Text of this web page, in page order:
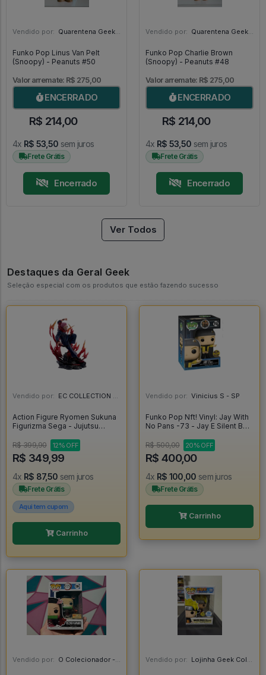
Vendido por: Quarentena Geek Store - SP
Funko Pop Linus Van Pelt
(Snoopy) - Peanuts #50
Valor arremate: R$ 275,00
ENCERRADO
R$ 214,00
4x R$ 53,50 sem juros
Frete Grátis
Encerrado
Vendido por: Quarentena Geek Store - SP
Funko Pop Charlie Brown
(Snoopy) - Peanuts #48
Valor arremate: R$ 275,00
ENCERRADO
R$ 214,00
4x R$ 53,50 sem juros
Frete Grátis
Encerrado
Ver Todos
Destaques da Geral Geek
Seleção especial com os produtos que estão fazendo sucesso
Vendido por: EC COLLECTION - SP
Action Figure Ryomen Sukuna
Figurizma Sega - Jujutsu
R$ 399,90
12% OFF
R$ 349,99
4x R$ 87,50 sem juros
Frete Grátis
Aqui tem cupom
Carrinho
Vendido por: Vinicius S - SP
Funko Pop Nft! Vinyl: Jay With
No Pans -73 - Jay E Silent Bob
R$ 500,00
20% OFF
R$ 400,00
4x R$ 100,00 sem juros
Frete Grátis
Carrinho
Vendido por: O Colecionador - SP Vendido por: Lojinha Geek Colecionáveis - DF